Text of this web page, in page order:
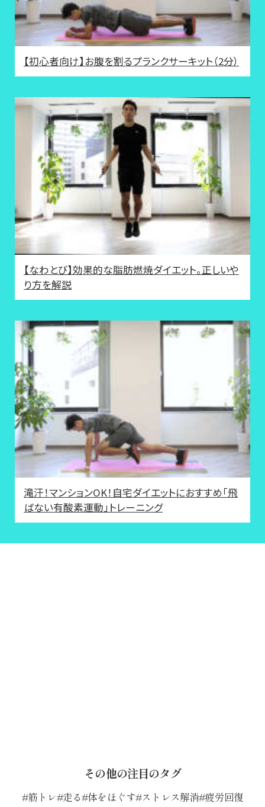
【初心者向け】お腹を割るプランクサーキット（2分）
【なわとび】効果的な脂肪燃焼ダイエット。正しいや
り方を解説
滝汗！マンションOK！自宅ダイエットにおすすめ「飛
ばない有酸素運動」トレーニング
その他の注目のタグ
筋トレ 走る 体をほぐす ストレス解消 疲労回復